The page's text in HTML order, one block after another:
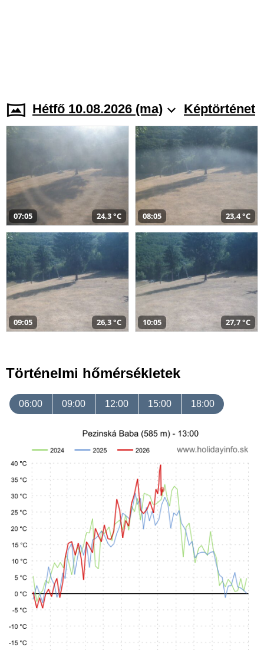
Hétfő 10.08.2026 (ma) Képtörténet
07:05 24,3 °C 08:05 23,4 °C
09:05 26,3 °C 10:05 27,7 °C
Történelmi hőmérsékletek
06:00 09:00 12:00 15:00 18:00